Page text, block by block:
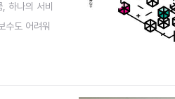
하나의 서비
수도 어려워